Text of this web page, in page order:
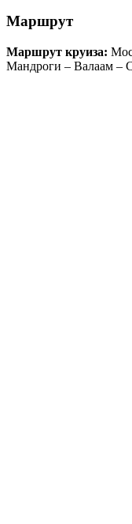
Маршрут
Маршрут круиза:
Мандроги – Валаам –